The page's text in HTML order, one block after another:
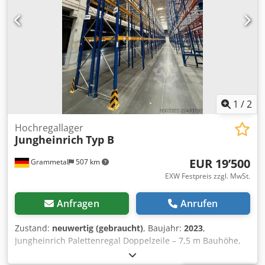
Schutzgeländer (L = 2.400 mm) 60 Schutzgeländer (L =
1.100 mm) 280 Gitterpaneele (880 x 1.100 mm) für
Laufwege/Durchgänge Zustand: gut – sehr gut Verfügbar:
ab sofort (muss aber noch abgebaut werden) Standort:
1 /2
Grammetal 507 km
Hochregallager
Jungheinrich Typ B
EUR 19’500
EXW Festpreis zzgl. MwSt.
Anfragen Anrufen
Zustand: neuwertig (gebraucht), Baujahr: 2023,
Jungheinrich Palettenregal Doppelzeile – 7,5 m Bauhöhe,
400 Palettenplätze, komplett mit 320 Drahtgitterböden für